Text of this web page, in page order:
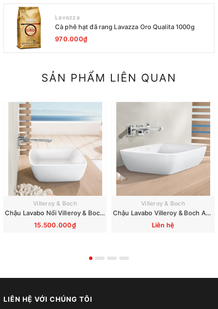
Lavazza
Cà phê hạt đã rang Lavazza Oro Qualita 1000g
970.000₫
SẢN PHẨM LIÊN QUAN
Villeroy & Boch
Chậu Lavabo Nổi Villeroy & Boch Artis 417258R1
15.500.000₫
Villeroy & Boch
Chậu Lavabo Villeroy & Boch Artis 41725801
Liên hệ
LIÊN HỆ VỚI CHÚNG TÔI